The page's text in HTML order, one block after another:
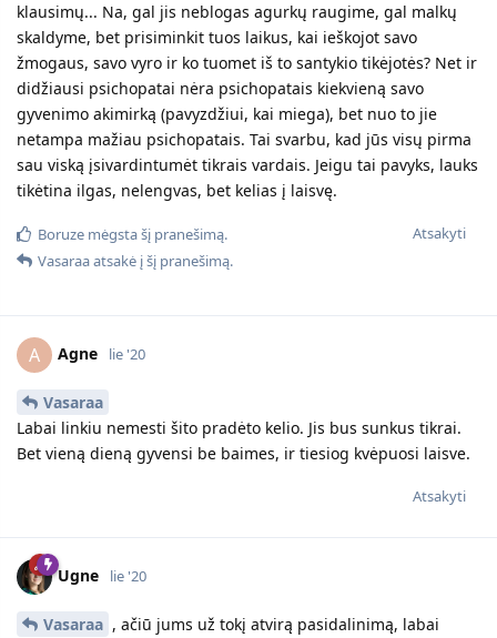
klausimų... Na, gal jis neblogas agurkų raugime, gal malkų
skaldyme, bet prisiminkit tuos laikus, kai ieškojot savo
žmogaus, savo vyro ir ko tuomet iš to santykio tikėjotės? Net ir
didžiausi psichopatai nėra psichopatais kiekvieną savo
gyvenimo akimirką (pavyzdžiui, kai miega), bet nuo to jie
netampa mažiau psichopatais. Tai svarbu, kad jūs visų pirma
sau viską įsivardintumėt tikrais vardais. Jeigu tai pavyks, lauks
tikėtina ilgas, nelengvas, bet kelias į laisvę.
Atsakyti
Boruze mėgsta šį pranešimą.
Vasaraaatsakė į šį pranešimą.
A Agne lie '20
Vasaraa
Labai linkiu nemesti šito pradėto kelio. Jis bus sunkus tikrai.
Bet vieną dieną gyvensi be baimes, ir tiesiog kvėpuosi laisve.
Atsakyti
Ugne lie '20
Vasaraa , ačiū jums už tokį atvirą pasidalinimą, labai